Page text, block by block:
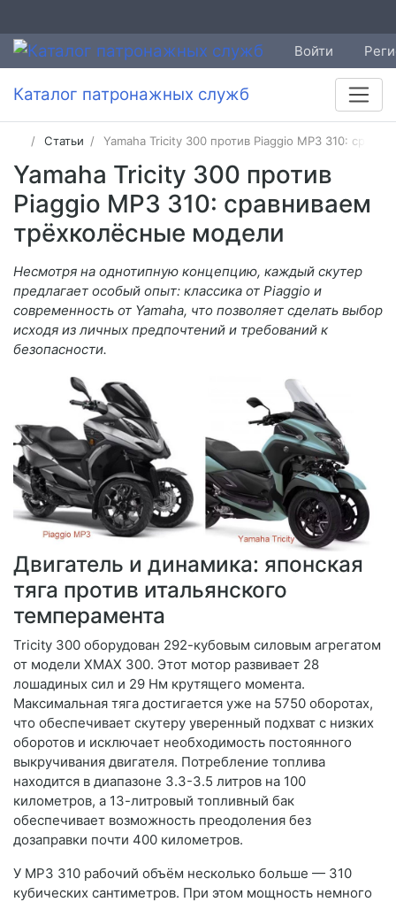
Войти
Каталог патронажных служб
Статьи Yamaha Tricity 300 против Piaggio MP3 310:
Yamaha Tricity 300 против
Piaggio MP3 310: сравниваем
трёхколёсные модели
Несмотря на однотипную концепцию, каждый скутер
предлагает особый опыт: классика от Piaggio и
современность от Yamaha, что позволяет сделать выбор
исходя из личных предпочтений и требований к
безопасности.
Двигатель и динамика: японская
тяга против итальянского
темперамента
Tricity 300 оборудован 292-кубовым силовым агрегатом
от модели XMAX 300. Этот мотор развивает 28
лошадиных сил и 29 Нм крутящего момента.
Максимальная тяга достигается уже на 5750 оборотах,
что обеспечивает скутеру уверенный подхват с низких
оборотов и исключает необходимость постоянного
выкручивания двигателя. Потребление топлива
находится в диапазоне 3.3-3.5 литров на 100
километров, а 13-литровый топливный бак
обеспечивает возможность преодоления без
дозаправки почти 400 километров.
У MP3 310 рабочий объём несколько больше — 310
кубических сантиметров. При этом мощность немного